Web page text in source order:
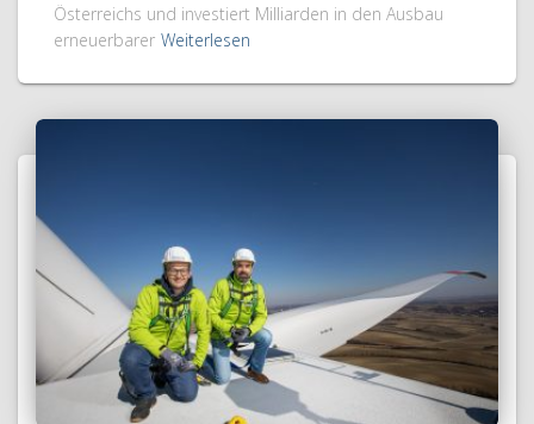
Österreichs und investiert Milliarden in den Ausbau
erneuerbarer Weiterlesen